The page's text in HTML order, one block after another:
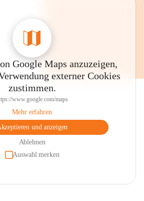
Google Maps anzuzeigen,
externer Cookies
zustimmen.
www.google.com/maps
Mehr erfahren
und anzeigen
Ablehnen
Auswahl merken